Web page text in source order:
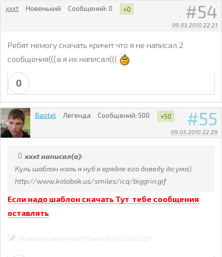
54
09.03.2010 22:21
xxxt Новенький Сообщений: 0 +0
Ребят немогу скачать кричит что я не написал 2
сообщения(((а я их написал(((
0
55
09.03.2010 22:29
Bastel Легенда Сообщений: 500 +50
xxxt написал(а):
Куль шаблон жаль я нуб в врядле его доведу до ума)
http://www.kolobok.us/smiles/icq/biggrin.gif
Если надо шаблон скачать Тут тебе сообщения
оставлять
Отредактировано AngelOfDeath (09.03.2010 22:33)